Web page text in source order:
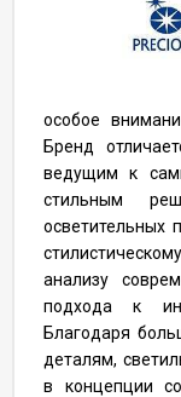
особое
Бренд
ведущим к
стильным
осветительных
анализу
подхода к
Благодаря
деталям,
в концепции